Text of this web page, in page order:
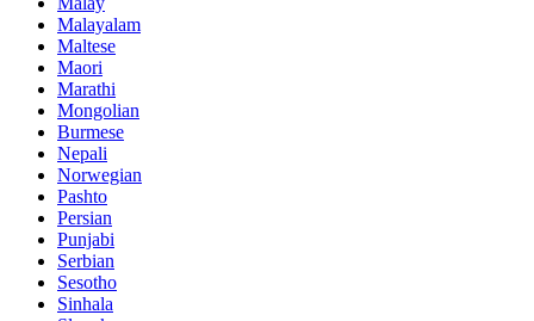
Malayalam
Maltese
Maori
Marathi
Mongolian
Burmese
Nepali
Norwegian
Pashto
Persian
Punjabi
Serbian
Sesotho
Sinhala